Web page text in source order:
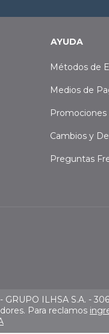
AYUDA
Métodos de
Medios de
Promociones
Cambios y
Preguntas
ILHSA S.A. -
Para reclamos